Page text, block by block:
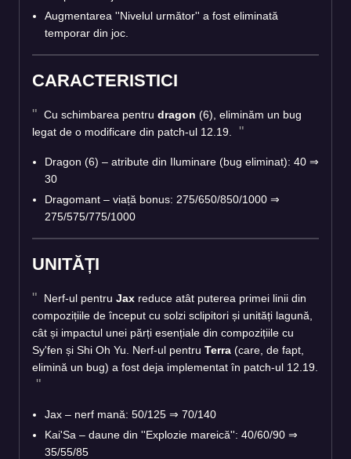
Augmentarea ''Nivelul următor'' a fost eliminată
temporar din joc.
CARACTERISTICI
Cu schimbarea pentru dragon (6), eliminăm un bug
legat de o modificare din patch-ul 12.19.
Dragon (6) – atribute din Iluminare (bug eliminat): 40 ⇒
30
Dragomant – viață bonus: 275/650/850/1000 ⇒
275/575/775/1000
UNITĂȚI
Nerf-ul pentru Jax reduce atât puterea primei linii din
compozițiile de început cu solzi sclipitori și unități lagună,
cât și impactul unei părți esențiale din compozițiile cu
Sy'fen și Shi Oh Yu. Nerf-ul pentru Terra (care, de fapt,
elimină un bug) a fost deja implementat în patch-ul 12.19.
Jax – nerf mană: 50/125 ⇒ 70/140
Kai'Sa – daune din ''Explozie mareică'': 40/60/90 ⇒
35/55/85